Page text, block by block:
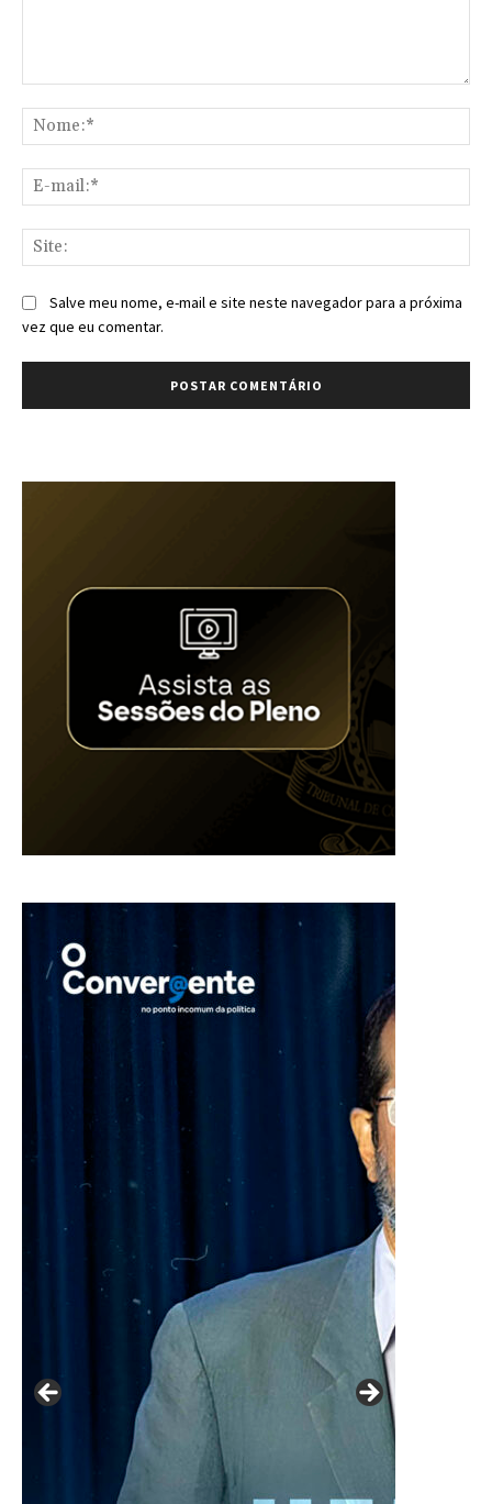
Salve meu nome, e-mail e site neste navegador para a próxima
vez que eu comentar.